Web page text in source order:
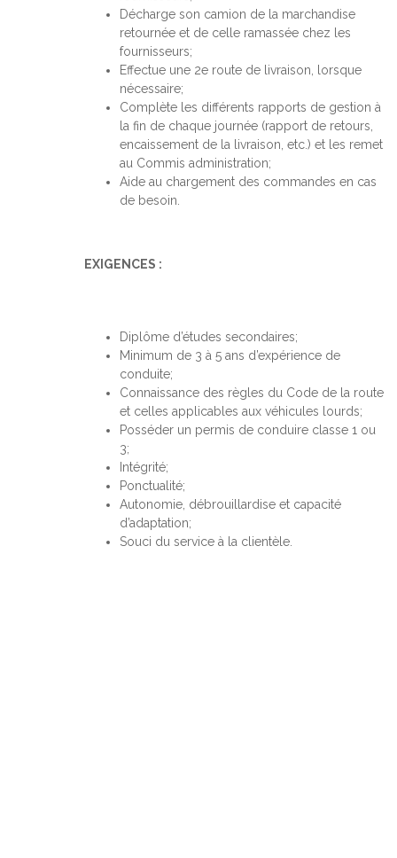
Décharge son camion de la marchandise
retournée et de celle ramassée chez les
fournisseurs;
Effectue une 2e route de livraison, lorsque
nécessaire;
Complète les différents rapports de gestion à
la fin de chaque journée (rapport de retours,
encaissement de la livraison, etc.) et les remet
au Commis administration;
Aide au chargement des commandes en cas
de besoin.
EXIGENCES :
Diplôme d’études secondaires;
Minimum de 3 à 5 ans d’expérience de
conduite;
Connaissance des règles du Code de la route
et celles applicables aux véhicules lourds;
Posséder un permis de conduire classe 1 ou
3;
Intégrité;
Ponctualité;
Autonomie, débrouillardise et capacité
d’adaptation;
Souci du service à la clientèle.